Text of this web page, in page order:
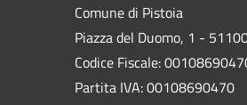
Comune di Pistoia
Piazza del Duomo, 1 -
Codice Fiscale:
Partita IVA: 00108690470